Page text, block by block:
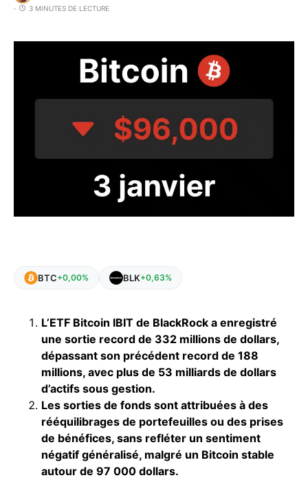
3 MINUTES DE LECTURE
BTC+0,00% BLK+0,63%
L’ETF Bitcoin IBIT de BlackRock a enregistré
une sortie record de 332 millions de dollars,
dépassant son précédent record de 188
millions, avec plus de 53 milliards de dollars
d’actifs sous gestion.
Les sorties de fonds sont attribuées à des
rééquilibrages de portefeuilles ou des prises
de bénéfices, sans refléter un sentiment
négatif généralisé, malgré un Bitcoin stable
autour de 97 000 dollars.